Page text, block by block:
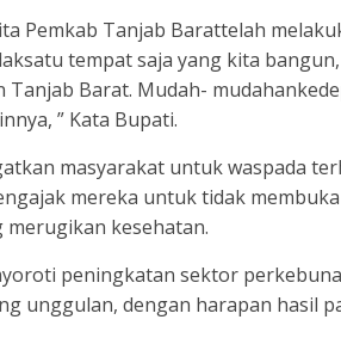
Pemkab Tanjab Barattelah
tempat saja yang kita
Tanjab Barat. Mudah-
” Kata Bupati.
masyarakat untuk waspada
mereka untuk tidak
merugikan kesehatan.
peningkatan sektor
unggulan, dengan harapan hasil